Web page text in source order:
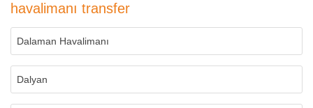
havalimanı transfer